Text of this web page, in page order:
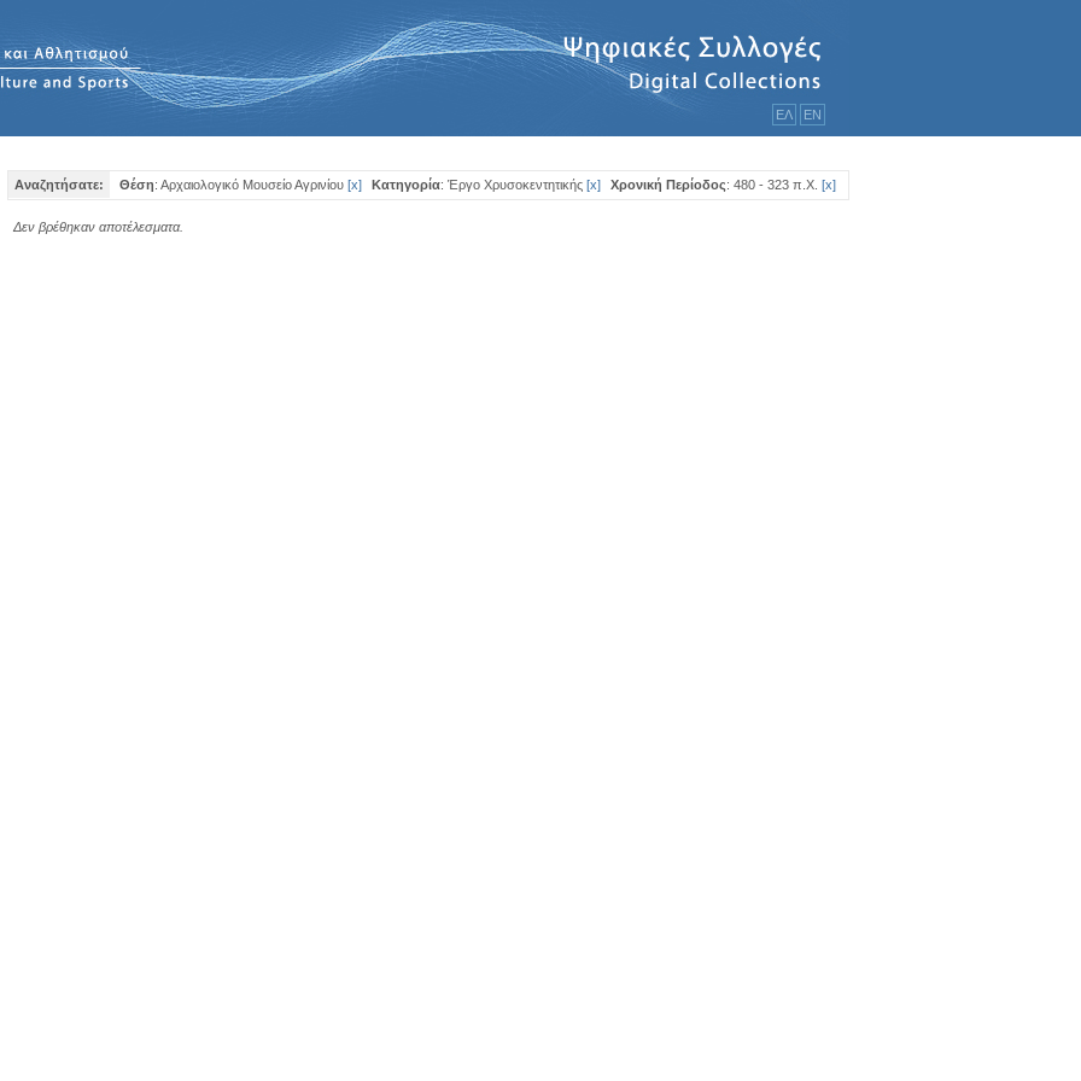
ΕΛ ΕΝ
Αναζητήσατε: Θέση: Αρχαιολογικό Μουσείο Αγρινίου [x] Κατηγορία: Έργο Χρυσοκεντητικής [x] Χρονική Περίοδος: 480 - 323 π.Χ. [x]
Δεν βρέθηκαν αποτέλεσματα.